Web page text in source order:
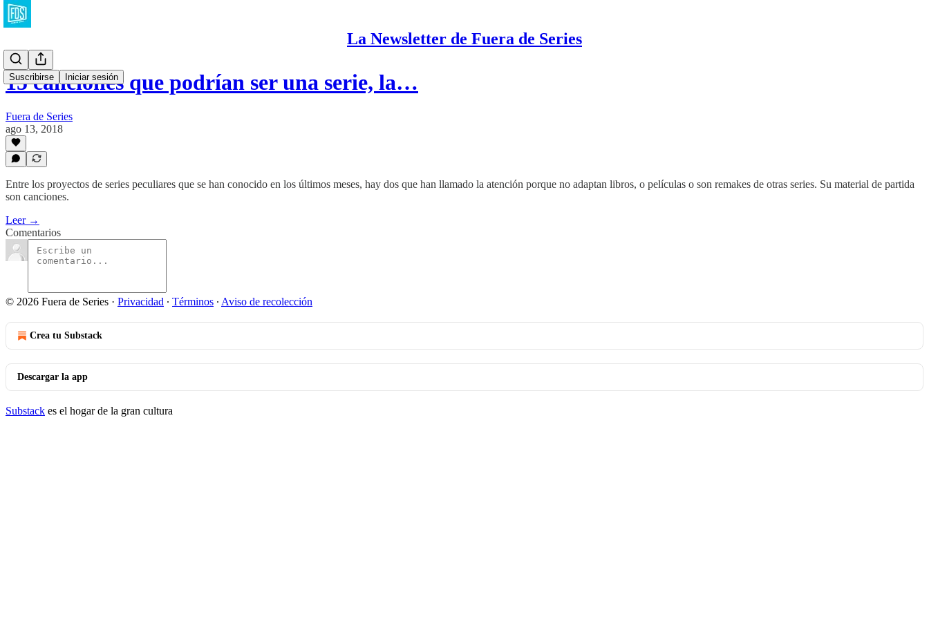
La Newsletter de Fuera de Series
Suscribirse Iniciar sesión
15 canciones que podrían ser una serie, la…
Fuera de Series
ago 13, 2018
Entre los proyectos de series peculiares que se han conocido en los últimos meses, hay dos que han llamado la atención porque no adaptan libros, o películas o son remakes de otras series. Su material de partida
son canciones.
Leer →
Comentarios
© 2026 Fuera de Series · Privacidad ∙ Términos ∙ Aviso de recolección
Crea tu Substack
Descargar la app
Substack es el hogar de la gran cultura